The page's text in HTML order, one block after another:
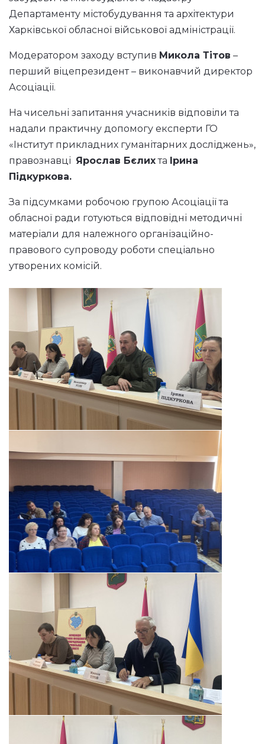
Департаменту містобудування та архітектури
Харківської обласної військової адміністрації.
Модератором заходу вступив Микола Тітов –
перший віцепрезидент – виконавчий директор
Асоціації.
На чисельні запитання учасників відповіли та
надали практичну допомогу експерти ГО
«Інститут прикладних гуманітарних досліджень»,
правознавці Ярослав Бєлихта Ірина
Підкуркова.
За підсумками робочою групою Асоціації та
обласної ради готуються відповідні методичні
матеріали для належного організаційно-
правового супроводу роботи спеціально
утворених комісій.